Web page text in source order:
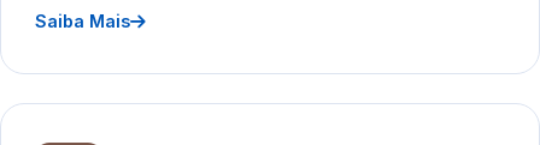
Saiba Mais